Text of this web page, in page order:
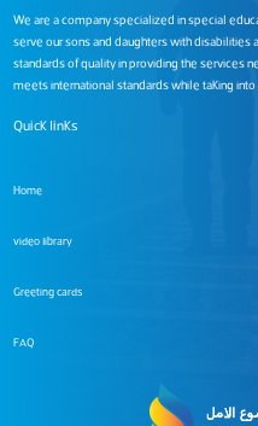
We are a company specialized in special
serve our sons and daughters with
standards of quality in providing the services
meets international standards while taking
Quick links
Home
video library
Greeting cards
FAQ